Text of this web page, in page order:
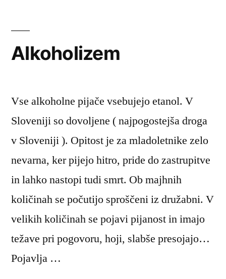
Alkoholizem
Vse alkoholne pijače vsebujejo etanol. V
Sloveniji so dovoljene ( najpogostejša droga
v Sloveniji ). Opitost je za mladoletnike zelo
nevarna, ker pijejo hitro, pride do zastrupitve
in lahko nastopi tudi smrt. Ob majhnih
količinah se počutijo sproščeni iz družabni. V
velikih količinah se pojavi pijanost in imajo
težave pri pogovoru, hoji, slabše presojajo…
Pojavlja …